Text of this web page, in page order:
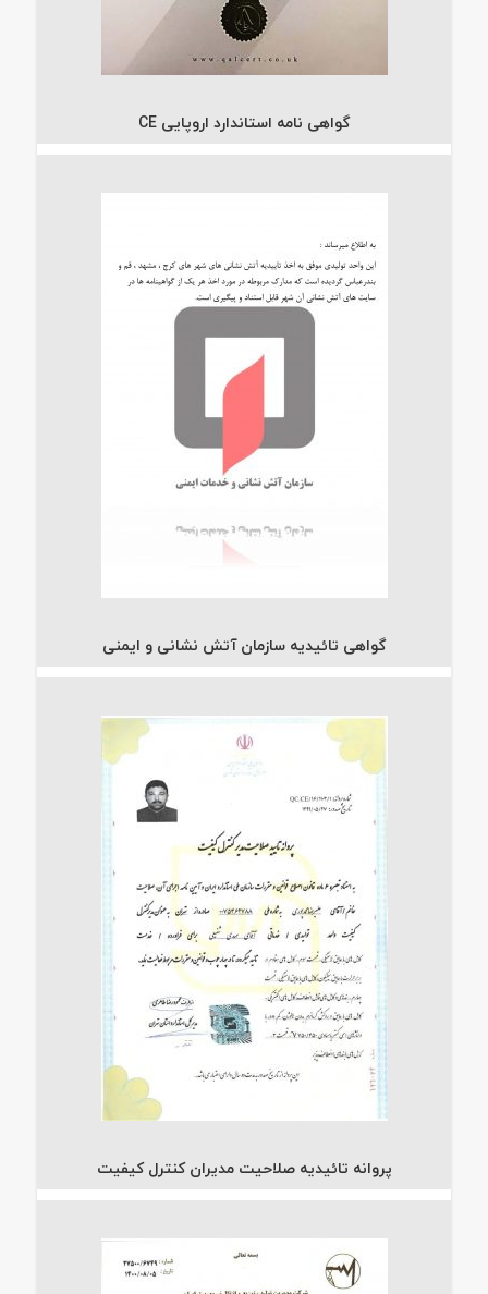
گواهی نامه استاندارد اروپایی CE
گواهی تائیدیه سازمان آتش نشانی و ایمنی
پروانه تائیدیه صلاحیت مدیران کنترل کیفیت